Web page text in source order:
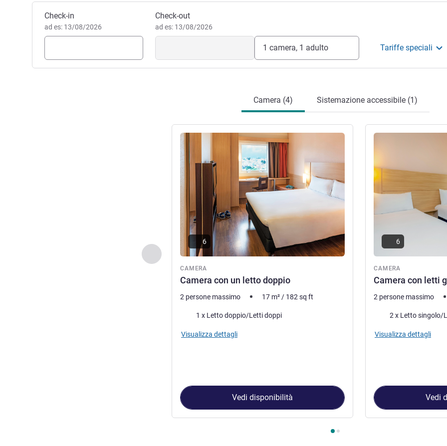
Prenota questo hotel
Check-in
ad es: 13/08/2026
Check-out
ad es: 13/08/2026
1 camera, 1 adulto Tariffe speciali
Camera (4) Sistemazione accessibile (1)
Precedente - Camera
CAMERA
Camera con un letto doppio
Visualizza dettagli
6
2 persone massimo 17 m² / 182 sq ft
Biancheria da letto
1 x Letto doppio/Letti doppi
Visualizza dettagli
Vedi disponibilità
CAMERA
Camera con letti
Visualizza dettagli
6
2 persone massimo
Biancheria da letto
2 x Letto singolo/
Visualizza dettagli
Vedi